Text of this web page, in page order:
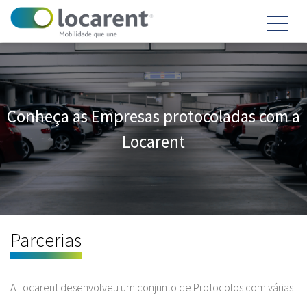
Conheça as Empresas protocoladas com a
Locarent
Parcerias
A Locarent desenvolveu um conjunto de Protocolos com várias